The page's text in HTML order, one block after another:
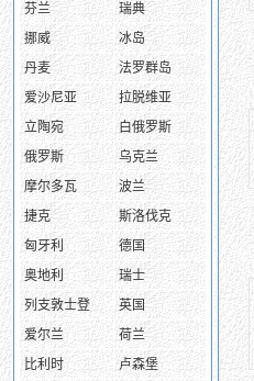
芬兰
瑞典
挪威
冰岛
丹麦
法罗群岛
爱沙尼亚
拉脱维亚
立陶宛
白俄罗斯
俄罗斯
乌克兰
摩尔多瓦
波兰
捷克
斯洛伐克
匈牙利
德国
奥地利
瑞士
列支敦士登
英国
爱尔兰
荷兰
比利时
卢森堡